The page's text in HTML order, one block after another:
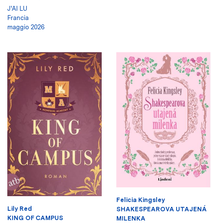
J'AI LU
Francia
maggio 2026
Lily Red
KING OF CAMPUS
Felicia Kingsley
SHAKESPEAROVA UTAJENÁ
MILENKA